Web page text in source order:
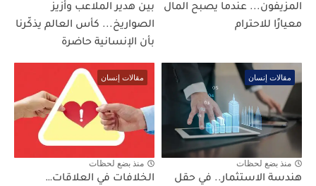
المزيفون... عندما يصبح المال
معيارًا للاحترام
بين هدير الملاعب وأزيز
الصواريخ... كأس العالم يذكّرنا
بأن الإنسانية حاضرة
مقالات إنسان
منذ بضع لحظات
هندسة الاستثمار.. في حقل
مقالات إنسان
منذ بضع لحظات
الخلافات في العلاقات…